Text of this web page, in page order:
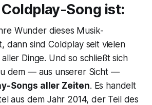
Song ist:
Wunder dieses Musik-
dann sind Coldplay seit vielen
Dinge. Und so schließt sich
dem — aus unserer Sicht —
Songs aller Zeiten. Es handelt
aus dem Jahr 2014, der Teil des